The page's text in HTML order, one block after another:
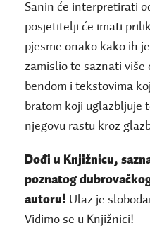
Sanin će interpretirati
posjetitelji će imati
pjesme onako kako ih
zamislio te saznati više
bendom i tekstovima
bratom koji uglazbljuje
njegovu rastu kroz
Dođi u Knjižnicu,
poznatog
autoru! Ulaz je
Vidimo se u Knjižnici!